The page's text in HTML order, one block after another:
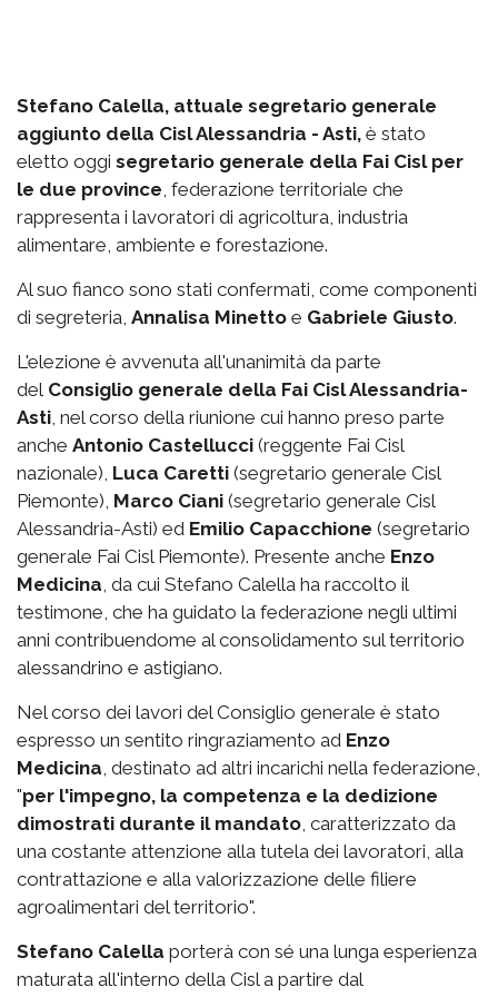
Stefano Calella, attuale segretario generale
aggiunto della Cisl Alessandria - Asti, è stato
eletto oggi segretario generale della Fai Cisl per
le due province, federazione territoriale che
rappresenta i lavoratori di agricoltura, industria
alimentare, ambiente e forestazione.
Al suo fianco sono stati confermati, come componenti
di segreteria, Annalisa Minetto e Gabriele Giusto.
L'elezione è avvenuta all'unanimità da parte
del Consiglio generale della Fai Cisl Alessandria-
Asti, nel corso della riunione cui hanno preso parte
anche Antonio Castellucci (reggente Fai Cisl
nazionale), Luca Caretti (segretario generale Cisl
Piemonte), Marco Ciani (segretario generale Cisl
Alessandria-Asti) ed Emilio Capacchione (segretario
generale Fai Cisl Piemonte). Presente anche Enzo
Medicina, da cui Stefano Calella ha raccolto il
testimone, che ha guidato la federazione negli ultimi
anni contribuendome al consolidamento sul territorio
alessandrino e astigiano.
Nel corso dei lavori del Consiglio generale è stato
espresso un sentito ringraziamento ad Enzo
Medicina, destinato ad altri incarichi nella federazione,
"per l'impegno, la competenza e la dedizione
dimostrati durante il mandato, caratterizzato da
una costante attenzione alla tutela dei lavoratori, alla
contrattazione e alla valorizzazione delle filiere
agroalimentari del territorio".
Stefano Calella porterà con sé una lunga esperienza
maturata all'interno della Cisl a partire dal